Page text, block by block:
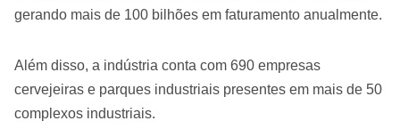
gerando mais de 100 bilhões em faturamento anualmente.
Além disso, a indústria conta com 690 empresas
cervejeiras e parques industriais presentes em mais de 50
complexos industriais.